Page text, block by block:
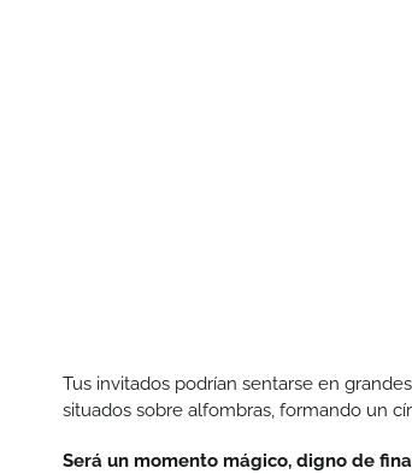
Tus invitados podrían sentarse en
situados sobre alfombras, formando un
Será un momento mágico, digno de